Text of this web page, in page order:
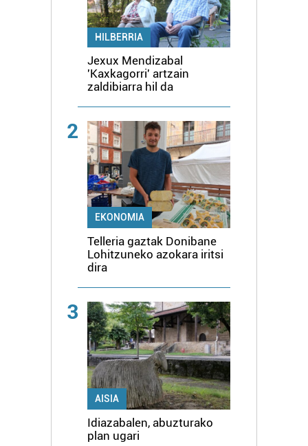
HILBERRIA
Jexux Mendizabal
'Kaxkagorri' artzain
zaldibiarra hil da
2
EKONOMIA
Telleria gaztak Donibane
Lohitzuneko azokara iritsi
dira
3
AISIA
Idiazabalen, abuzturako
plan ugari